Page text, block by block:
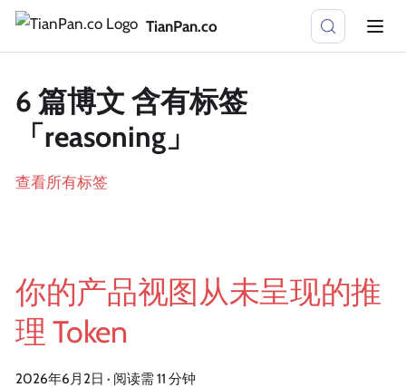
TianPan.co
6 篇博文 含有标签
「reasoning」
查看所有标签
你的产品视图从未呈现的推
理 Token
2026年6月2日 · 阅读需 11 分钟